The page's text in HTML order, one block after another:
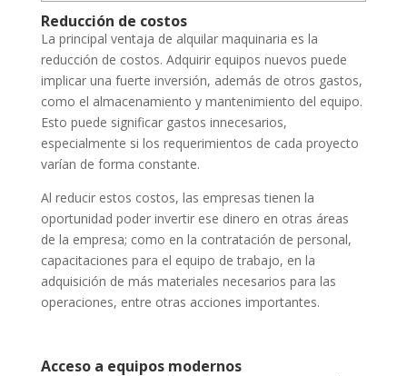
Reducción de costos
La principal ventaja de alquilar maquinaria es la
reducción de costos. Adquirir equipos nuevos puede
implicar una fuerte inversión, además de otros gastos,
como el almacenamiento y mantenimiento del equipo.
Esto puede significar gastos innecesarios,
especialmente si los requerimientos de cada proyecto
varían de forma constante.
Al reducir estos costos, las empresas tienen la
oportunidad poder invertir ese dinero en otras áreas
de la empresa; como en la contratación de personal,
capacitaciones para el equipo de trabajo, en la
adquisición de más materiales necesarios para las
operaciones, entre otras acciones importantes.
Acceso a equipos modernos